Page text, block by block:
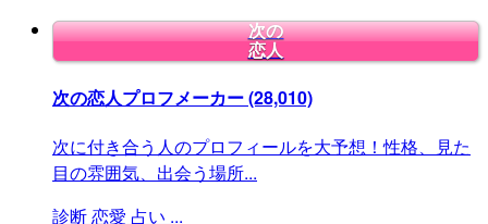
次の
恋人
次の恋人プロフメーカー(28,010)
次に付き合う人のプロフィールを大予想！性格、見た
目の雰囲気、出会う場所...
診断恋愛 占い ...